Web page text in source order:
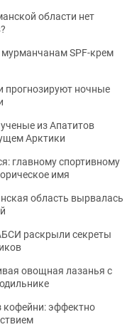
области нет
SPF-крем
прогнозируют ночные
из Апатитов
Арктики
главному спортивному
имя
область вырвалась
раскрыли секреты
овощная лазанья с
кофейни: эффектно